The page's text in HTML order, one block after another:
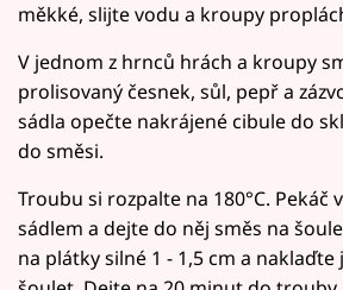
měkké, slijte vodu a kroupy
V jednom z hrnců hrách a kroupy
prolisovaný česnek, sůl, pepř a
sádla opečte nakrájené cibule do
do směsi.
Troubu si rozpalte na 180°C. Pekáč
sádlem a dejte do něj směs na
na plátky silné 1 - 1,5 cm a